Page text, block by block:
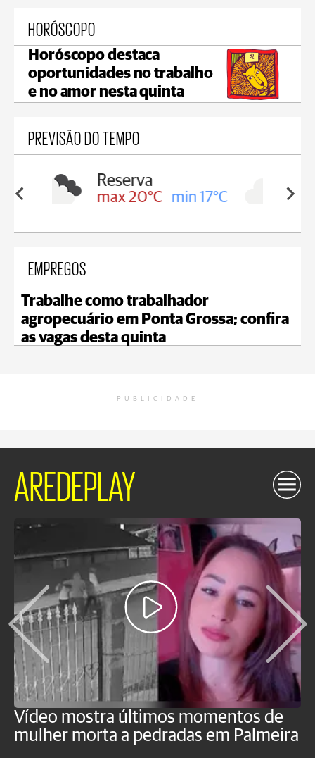
HORÓSCOPO
Horóscopo destaca
oportunidades no trabalho
e no amor nesta quinta
PREVISÃO DO TEMPO
17°C
Irati
max 16°C min 16°C
EMPREGOS
Trabalhe como trabalhador
agropecuário em Ponta Grossa; confira
as vagas desta quinta
PUBLICIDADE
AREDEPLAY
Vídeo mostra últimos momentos de
mulher morta a pedradas em Palmeira